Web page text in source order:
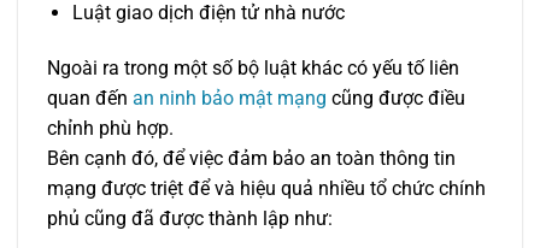
Luật giao dịch điện tử nhà nước
Ngoài ra trong một số bộ luật khác có yếu tố liên
quan đến an ninh bảo mật mạng cũng được điều
chỉnh phù hợp.
Bên cạnh đó, để việc đảm bảo an toàn thông tin
mạng được triệt để và hiệu quả nhiều tổ chức chính
phủ cũng đã được thành lập như: